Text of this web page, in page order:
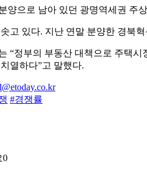
양으로 남아 있던 광명역세권 주
고 있다. 지난 연말 분양한 경북
“정부의 부동산 대책으로 주택
열하다”고 말했다.
#경쟁률
0